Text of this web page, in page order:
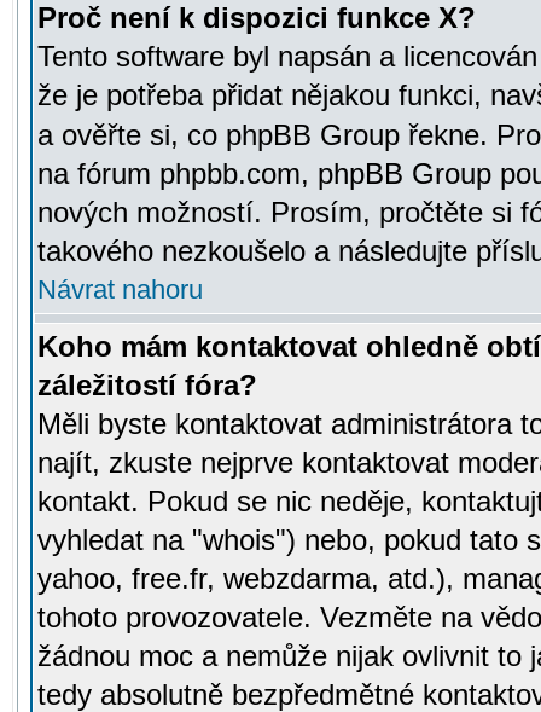
Proč není k dispozici funkce X?
Tento software byl napsán a
že je potřeba přidat nějakou funkci,
a ověřte si, co phpBB Group řekne.
na fórum phpbb.com, phpBB Group
nových možností. Prosím, pročtěte si
takového nezkoušelo a následujte
Návrat nahoru
Koho mám kontaktovat ohledně
záležitostí fóra?
Měli byste kontaktovat administrátora
najít, zkuste nejprve kontaktovat
kontakt. Pokud se nic neděje,
vyhledat na "whois") nebo, pokud tato
yahoo, free.fr, webzdarma, atd.),
tohoto provozovatele. Vezměte na
žádnou moc a nemůže nijak ovlivnit to
tedy absolutně bezpředmětné